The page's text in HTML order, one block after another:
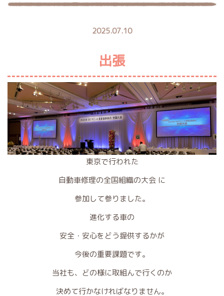
2025.07.10
出張
東京で行われた
自動車修理の全国組織の大会 に
参加して参りました。
進化する車の
安全・安心をどう提供するかが
今後の重要課題です。
当社も、どの様に取組んで行くのか
決めて行かなければなりません。